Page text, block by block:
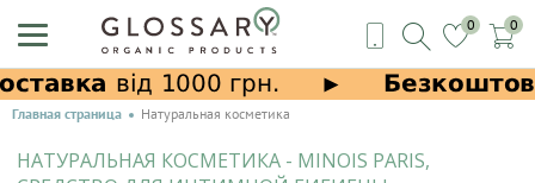
0 0
Главная страница Натуральная косметика
НАТУРАЛЬНАЯ КОСМЕТИКА - MINOIS PARIS,